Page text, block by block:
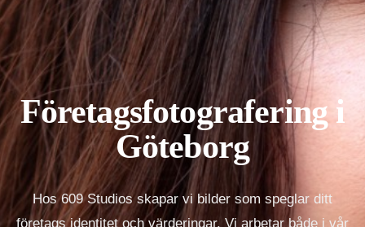
Företagsfotografering i
Göteborg
Hos 609 Studios skapar vi bilder som speglar ditt
företags identitet och värderingar. Vi arbetar både i vår